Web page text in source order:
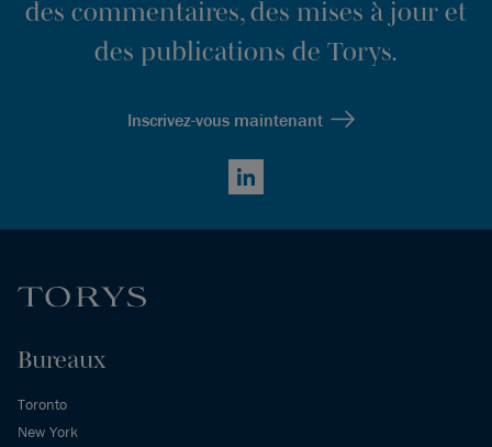
des commentaires, des mises à jour et
des publications de Torys.
Inscrivez-vous maintenant
LinkedIn
Bureaux
Toronto
New York